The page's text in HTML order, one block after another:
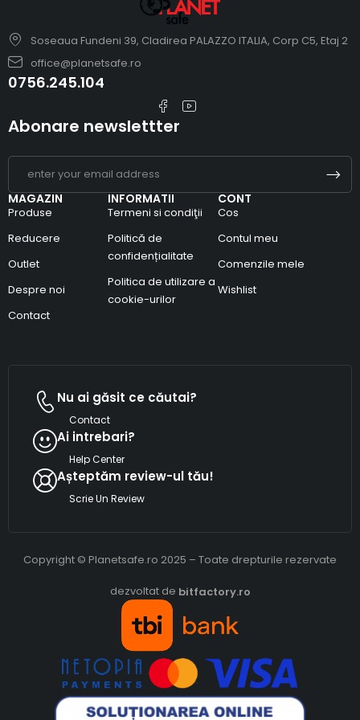
Soseaua Fundeni 39, Cladirea PALAZZO ITALIA, Corp C5, Etaj 2
office@planetsafe.ro
0756.245.104
MAGAZIN
Produse
Reducere
Outlet
Despre noi
Contact
INFORMATII
Termeni si condiţii
Politică de
confidențialitate
Politica de utilizare a
cookie-urilor
CONT
Cos
Contul meu
Comenzile mele
Wishlist
Abonare newslettter
Nu ai găsit ce căutai?
Contact
Ai intrebari?
Help Center
Așteptăm review-ul tău!
Scrie Un Review
Copyright © Planetsafe.ro 2025 – Toate drepturile rezervate
dezvoltat de bitfactory.ro